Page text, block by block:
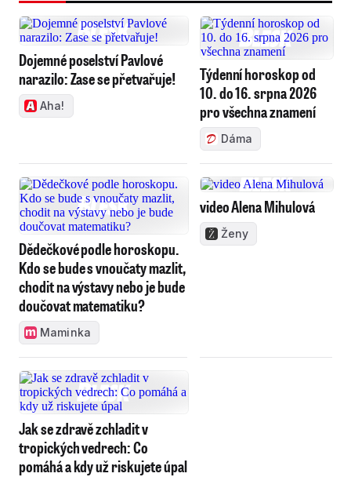
Dojemné poselství Pavlové
narazilo: Zase se přetvařuje!
Aha!
Týdenní horoskop od
10. do 16. srpna 2026
pro všechna znamení
Dáma
Dědečkové podle horoskopu.
Kdo se bude s vnoučaty mazlit,
chodit na výstavy nebo je bude
doučovat matematiku?
Maminka
video Alena Mihulová
Ženy
Jak se zdravě zchladit v
tropických vedrech: Co
pomáhá a kdy už riskujete úpal